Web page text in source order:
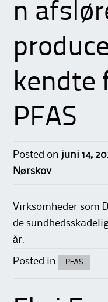
n
kendte
PFAS
Posted on juni 14,
Nørskov
Virksomheder som
de
år.
Posted in PFAS